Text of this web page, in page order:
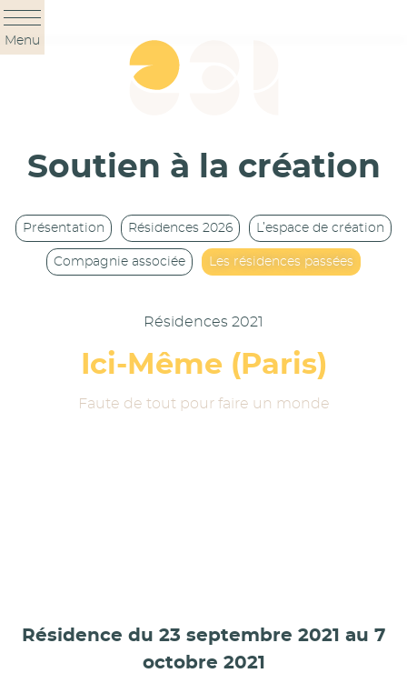
Panneau de gestion des cookies
Menu
Soutien à la création
Présentation Résidences 2026 L’espace de création
Compagnie associée Les résidences passées
Résidences 2021
Ici-Même (Paris)
Faute de tout pour faire un monde
Résidence du 23 septembre 2021 au 7
octobre 2021